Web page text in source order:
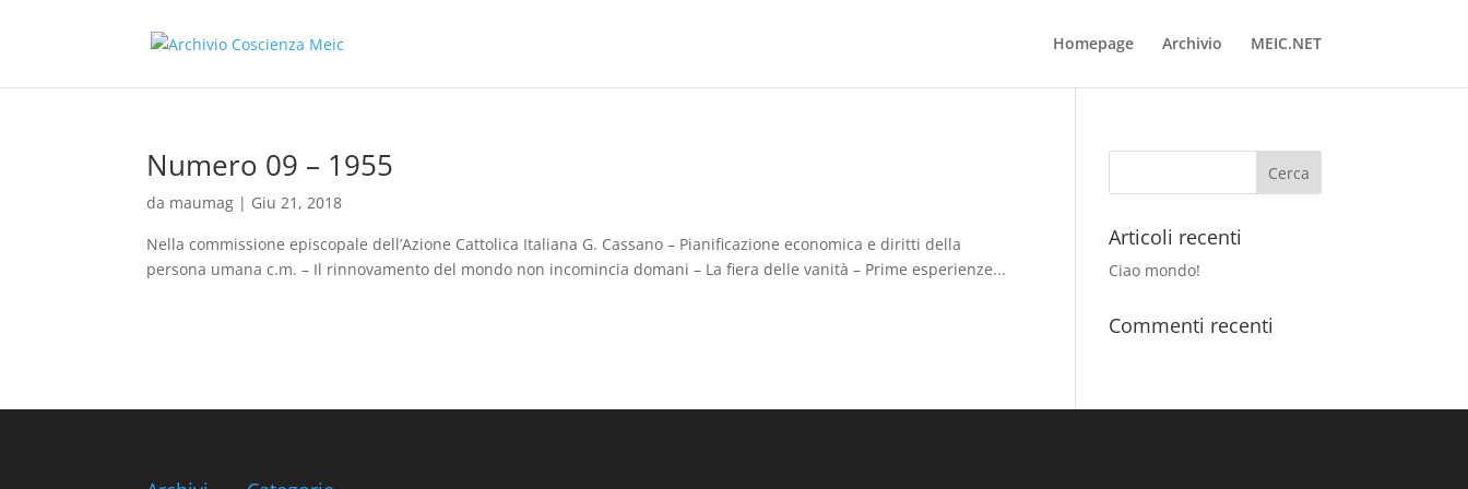
Homepage Archivio MEIC.NET
Numero 09 – 1955
da maumag | Giu 21, 2018
Nella commissione episcopale dell’Azione Cattolica Italiana G. Cassano – Pianificazione economica e diritti della
persona umana c.m. – Il rinnovamento del mondo non incomincia domani – La fiera delle vanità – Prime esperienze...
Articoli recenti
Ciao mondo!
Commenti recenti